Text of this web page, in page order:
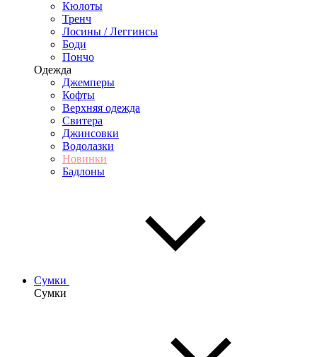
Кюлоты
Тренч
Лосины / Леггинсы
Боди
Пончо
Одежда
Джемперы
Кофты
Верхняя одежда
Свитера
Джинсовки
Водолазки
Новинки
Бадлоны
Сумки
Сумки